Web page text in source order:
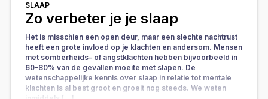
SLAAP
Zo verbeter je je slaap
Het is misschien een open deur, maar een slechte nachtrust
heeft een grote invloed op je klachten en andersom. Mensen
met somberheids- of angstklachten hebben bijvoorbeeld in
60-80% van de gevallen moeite met slapen. De
wetenschappelijke kennis over slaap in relatie tot mentale
klachten is al best groot en groeit nog steeds. We weten